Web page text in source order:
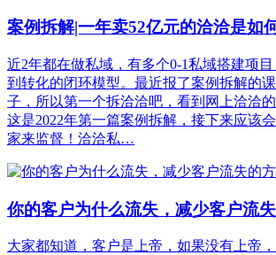
案例拆解|一年卖52亿元的洽洽是如
近2年都在做私域，有多个0-1私域搭建项
到转化的闭环模型。最近报了案例拆解的
子，所以第一个拆洽洽吧，看到网上洽洽
这是2022年第一篇案例拆解，接下来应该
家来监督！洽洽私…
你的客户为什么流失，减少客户流
大家都知道，客户是上帝，如果没有上帝